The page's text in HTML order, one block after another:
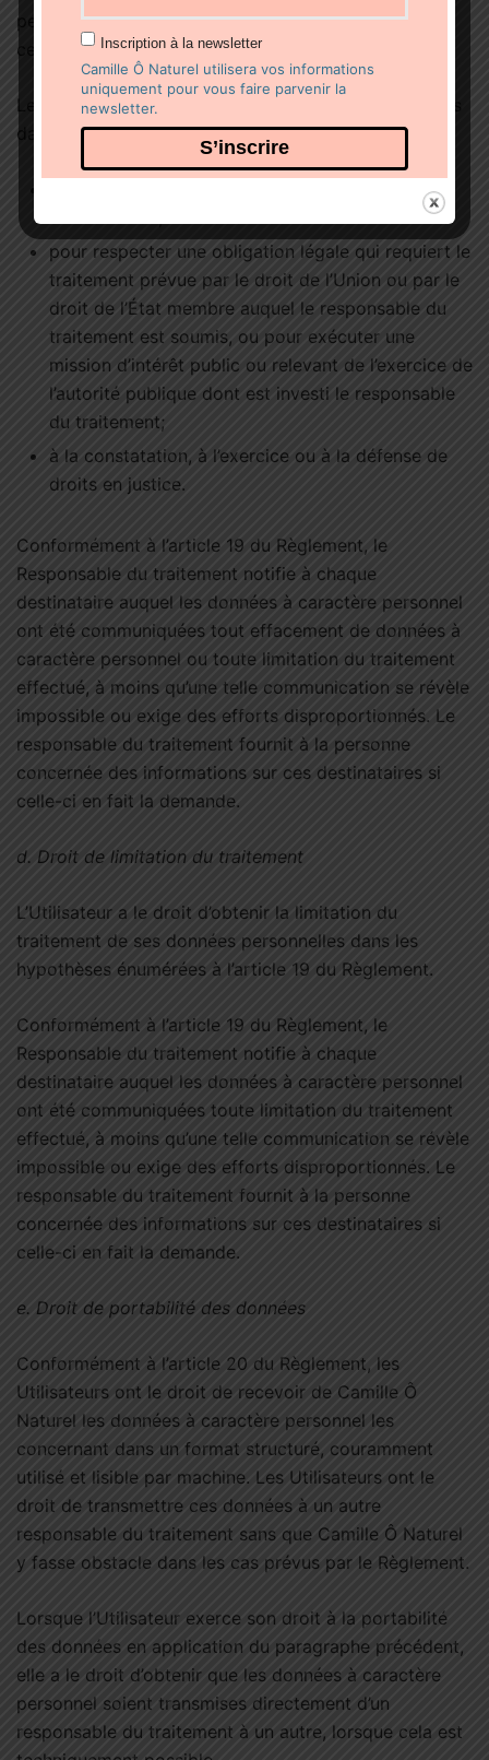
personnel, ou de toute copie ou reproduction de
celles-ci.
Les deux paragraphes précédents ne s’appliquent pas
dans la mesure où ce traitement est nécessaire:
à l’exercice du droit à la liberté d’expression et
pour respecter une obligation légale qui requiert le
traitement prévue par le droit de l’Union ou par le
droit de l’État membre auquel le responsable du
traitement est soumis, ou pour exécuter une
mission d’intérêt public ou relevant de l’exercice de
l’autorité publique dont est investi le responsable
du traitement;
à la constatation, à l’exercice ou à la défense de
droits en justice.
Conformément à l’article 19 du Règlement, le
Responsable du traitement notifie à chaque
destinataire auquel les données à caractère personnel
ont été communiquées tout effacement de données à
caractère personnel ou toute limitation du traitement
effectué, à moins qu’une telle communication se révèle
impossible ou exige des efforts disproportionnés. Le
responsable du traitement fournit à la personne
concernée des informations sur ces destinataires si
celle-ci en fait la demande.
d. Droit de limitation du traitement
L’Utilisateur a le droit d’obtenir la limitation du
traitement de ses données personnelles dans les
hypothèses énumérées à l’article 19 du Règlement.
Conformément à l’article 19 du Règlement, le
Responsable du traitement notifie à chaque
destinataire auquel les données à caractère personnel
ont été communiquées toute limitation du traitement
effectué, à moins qu’une telle communication se révèle
impossible ou exige des efforts disproportionnés. Le
responsable du traitement fournit à la personne
concernée des informations sur ces destinataires si
celle-ci en fait la demande.
e. Droit de portabilité des données
Conformément à l’article 20 du Règlement, les
Utilisateurs ont le droit de recevoir de Camille Ô
Naturel les données à caractère personnel les
concernant dans un format structuré, couramment
utilisé et lisible par machine. Les Utilisateurs ont le
droit de transmettre ces données à un autre
responsable du traitement sans que Camille Ô Naturel
y fasse obstacle dans les cas prévus par le Règlement.
Lorsque l’Utilisateur exerce son droit à la portabilité
des données en application du paragraphe précédent,
elle a le droit d’obtenir que les données à caractère
personnel soient transmises directement d’un
responsable du traitement à un autre, lorsque cela est
Inscription à la newsletter
Camille Ô Naturel utilisera vos informations
uniquement pour vous faire parvenir la
newsletter.